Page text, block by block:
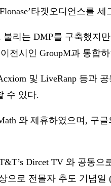
타겟오디언스를 세
불리는 DMP를 구축했지
전시인 GroupM과 통합
및 LiveRanp 등
수 있다.
와 제휴하였으며, 구
Dircet TV 와 공동
으로 전몰자 추도 기념